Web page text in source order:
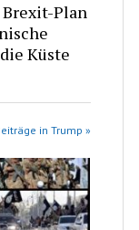
Plan
Küste
in Trump »